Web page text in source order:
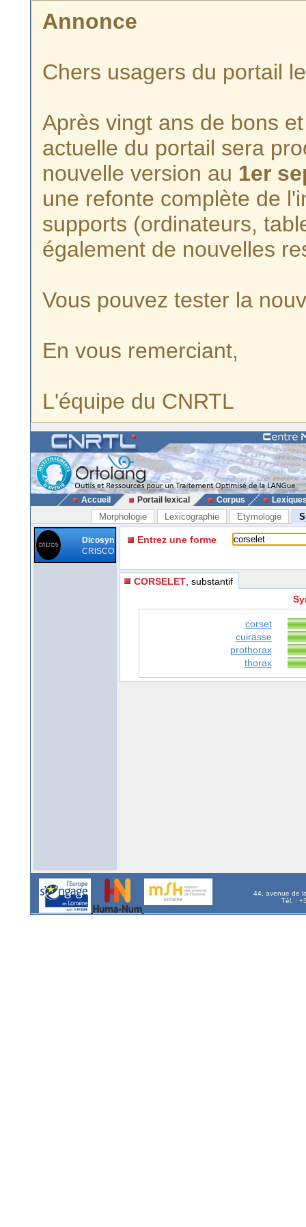
Annonce
Chers usagers du portail
Après vingt ans de bons
actuelle du portail sera
nouvelle version au 1er
une refonte complète de
supports (ordinateurs,
également de nouvelles
Vous pouvez tester la
En vous remerciant,
L'équipe du CNRTL
Accueil Portail lexical Corpus
Morphologie Lexicographie Etymologie
Dicosyn
CRISCO
Entrez une forme
CORSELET , substantif
corset
cuirasse
prothorax
thorax
44, avenue de
Tél. :